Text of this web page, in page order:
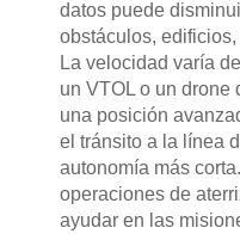
datos puede
obstáculos,
La velocidad varía
un VTOL o un drone
una posición
el tránsito a la línea
autonomía más
operaciones de
ayudar en las